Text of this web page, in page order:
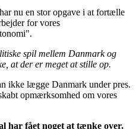
nu en stor opgave i at fortælle
for vores
spil mellem Danmark og
at der er meget at stille op.
ikke lægge Danmark under pres.
opmærksomhed om vores
har fået noget at tænke over,